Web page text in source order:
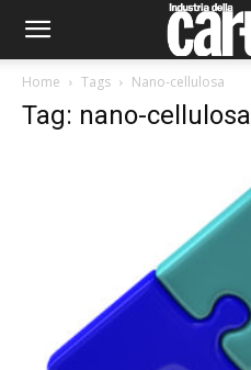
Home Tags Nano-cellulosa
Tag: nano-cellulosa